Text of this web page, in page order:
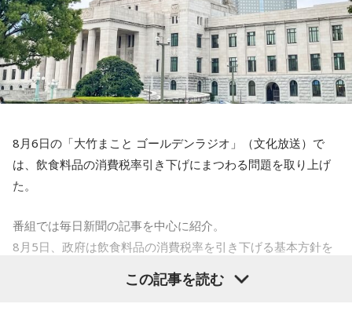
（水・木）が担当しています。特にパンチの効いた歌唱でお
なじみの大西ユカリさんは、ナニワ色が強く、キャラクター
も濃い目です。リスナーから「嬉しいことがあった」という
メールが届くと、まるで自分のことのように大喜びして、腹
が立ったことに関するメールがあると、一緒になって怒って
が紹介されると番組オリジナルの「スケキヨカード」がプレ
ゼントされることあるほか、木曜の人気企画「きょういちリ
クエスト」では、抽選で「ユカリちゃんセット」がプレゼン
この番組をラジコで聴く
寺内：1000年以上、東京の地に根付いているんですね。
小林：2005年はすごかったんじゃないですか？
小林：そりゃそうですよね！ こちらにはいつ頃、移ったん
ですか？
三輪田：江戸時代に徳川家康公が増上寺を、この芝の地に持
ってきた際に移動せざるを得なくなってしまったと聞いてい
ます。方角的にも良くなかったとも聞きますが。
27日（木）は、清水ミチコとナイツのレギュラー3人で賑や
かに届ける。リスナーから募集したエピソードとリクエスト
を紹介する「音楽道場破り」のテーマは「サンキューリクエ
スト」。採用されたリスナーには“旨～い”ラーメン1ケースを
プレゼントする。
最終日28日（金）は、「M-1グランプリ2022」王者ウエスト
ランドがおよそ2年ぶりに『ビバリー昼ズ』に登場。毒舌漫才
と軽快なトークでお馴染みのウエストランドだが、副鼻腔炎
トークにも期待が高まる。ウエストランドと高田文夫、今回
はどんな掛け合いが飛び出すのか、注目だ。
8月6日の「大竹まこと ゴールデンラジオ」（文化放送）で
は、飲食料品の消費税率引き下げにまつわる問題を取り上げ
た。
番組では毎日新聞の記事を中心に紹介。
8月5日、政府は飲食料品の消費税率を引き下げる基本方針を
これは2027年4月から2年限定となるが、現行の8％（軽減税
この記事を読む